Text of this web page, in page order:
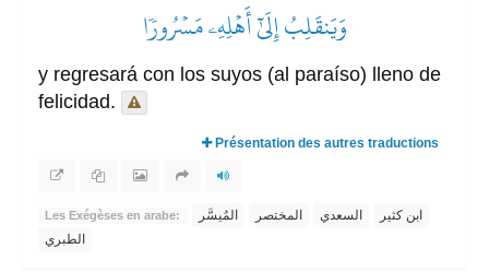
وَيَنقَلِبُ إِلَىٰٓ أَهۡلِهِۦ مَسۡرُورٗا
y regresará con los suyos (al paraíso) lleno de
felicidad.
Présentation des autres traductions
Les Exégèses en arabe: المُيسَّر المختصر السعدي
ابن كثير
الطبري